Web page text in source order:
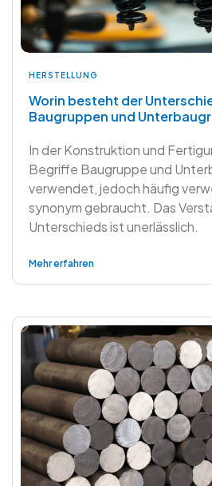
HERSTELLUNG
Worin besteht der
Baugruppen und
In der Konstruktion und
Begriffe Baugruppe und
verwendet, jedoch häufig
synonym gebraucht. Das
Unterschieds ist unerlässlich.
Mehr erfahren